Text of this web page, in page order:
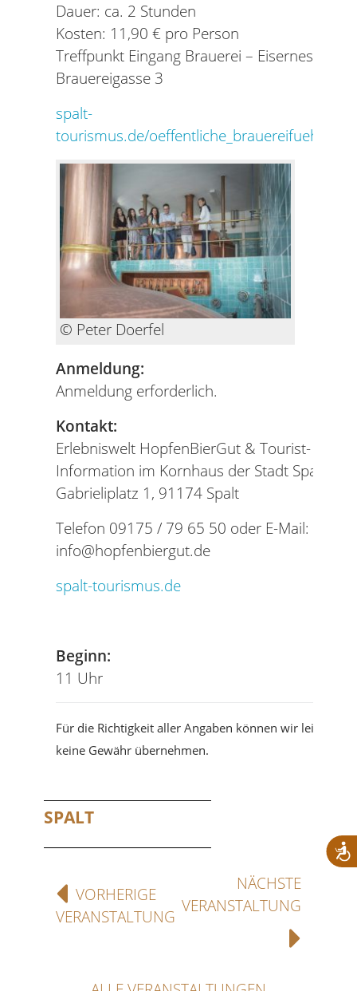
Dauer: ca. 2 Stunden
Kosten: 11,90 € pro Person
Treffpunkt Eingang Brauerei – Eisernes Tor,
Brauereigasse 3
spalt-
tourismus.de/oeffentliche_brauereifuehrung
© Peter Doerfel
Anmeldung:
Anmeldung erforderlich.
Kontakt:
Erlebniswelt HopfenBierGut & Tourist-
Information im Kornhaus der Stadt Spalt
Gabrieliplatz 1, 91174 Spalt
Telefon 09175 / 79 65 50 oder E-Mail:
info@hopfenbiergut.de
spalt-tourismus.de
Beginn:
11 Uhr
Für die Richtigkeit aller Angaben können wir leider
keine Gewähr übernehmen.
SPALT
VORHERIGE
VERANSTALTUNG
NÄCHSTE
VERANSTALTUNG